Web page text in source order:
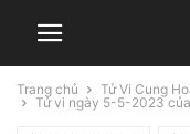
Trang chủ Tử Vi Cung
Tử vi ngày 5-5-2023